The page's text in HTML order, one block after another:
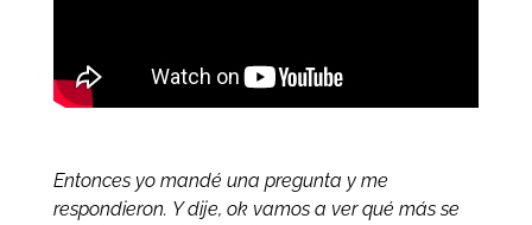
Entonces yo mandé una pregunta y me
respondieron. Y dije, ok vamos a ver qué más se